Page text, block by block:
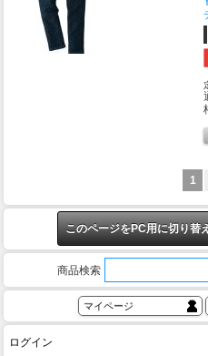
1
このページをPC用に切り替
商品検索
マイページ
ログイン